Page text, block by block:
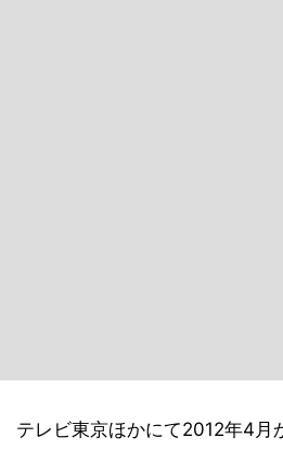
テレビ東京ほかにて2012年4月